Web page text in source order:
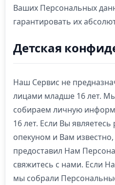
Ваших Персональных
гарантировать их
Детская
Наш Сервис не
лицами младше 16 лет.
собираем личную
16 лет. Если Вы
опекуном и Вам
предоставил Нам
свяжитесь с нами. Если
мы собрали